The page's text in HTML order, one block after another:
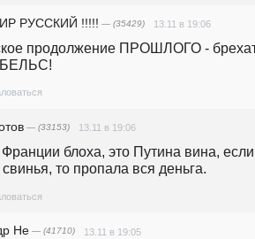
РУССКИЙ !!!!! — (35429) 13.11 в 19:06
продолжение ПРОШЛОГО -
— (33153) 13.11 в 19:06
блоха, это Путина вина, если
то пропала вся деньга.
Не — (41710) 13.11 в 19:05